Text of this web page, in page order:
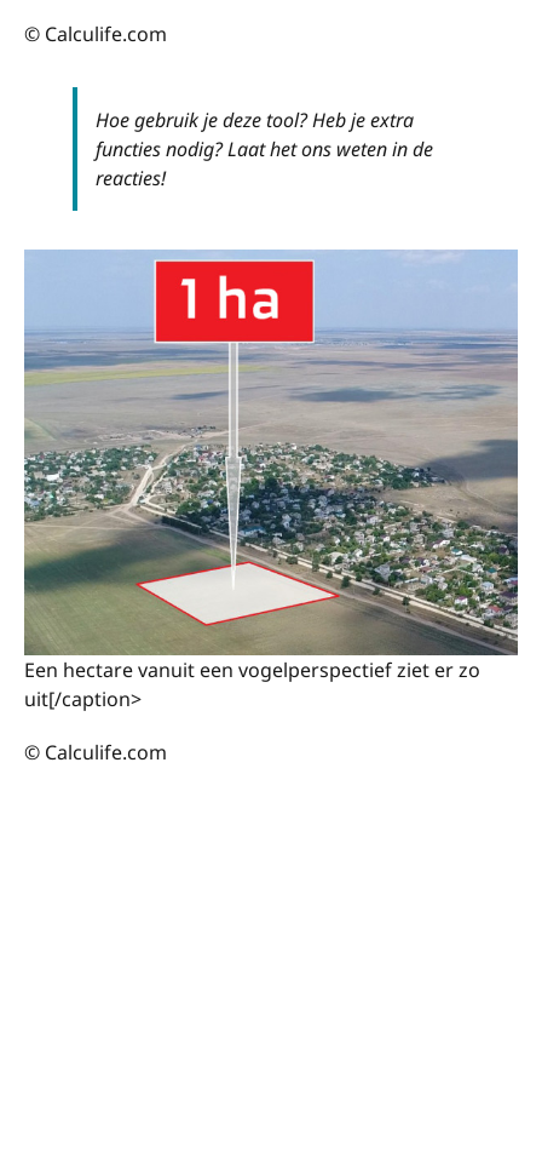
© Calculife.com
Hoe gebruik je deze tool? Heb je extra
functies nodig? Laat het ons weten in de
reacties!
Een hectare vanuit een vogelperspectief ziet er zo
uit[/caption>
© Calculife.com